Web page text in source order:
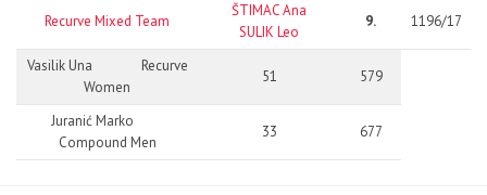
Recurve Mixed Team
ŠTIMAC Ana
SULIK Leo
9. 1196/17
Vasilik Una Recurve
Women
51 579
Juranić Marko
Compound Men
33 677